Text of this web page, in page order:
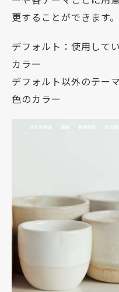
更することができます。
デフォルト：使用して
カラー
デフォルト以外のテー
色のカラー